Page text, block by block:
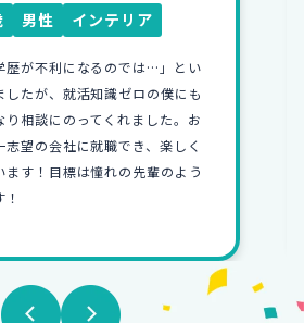
男性 インテリア
歴が不利になるのでは…」とい
したが、就活知識ゼロの僕にも
り相談にのってくれました。お
志望の会社に就職でき、楽しく
ます！目標は憧れの先輩のよう